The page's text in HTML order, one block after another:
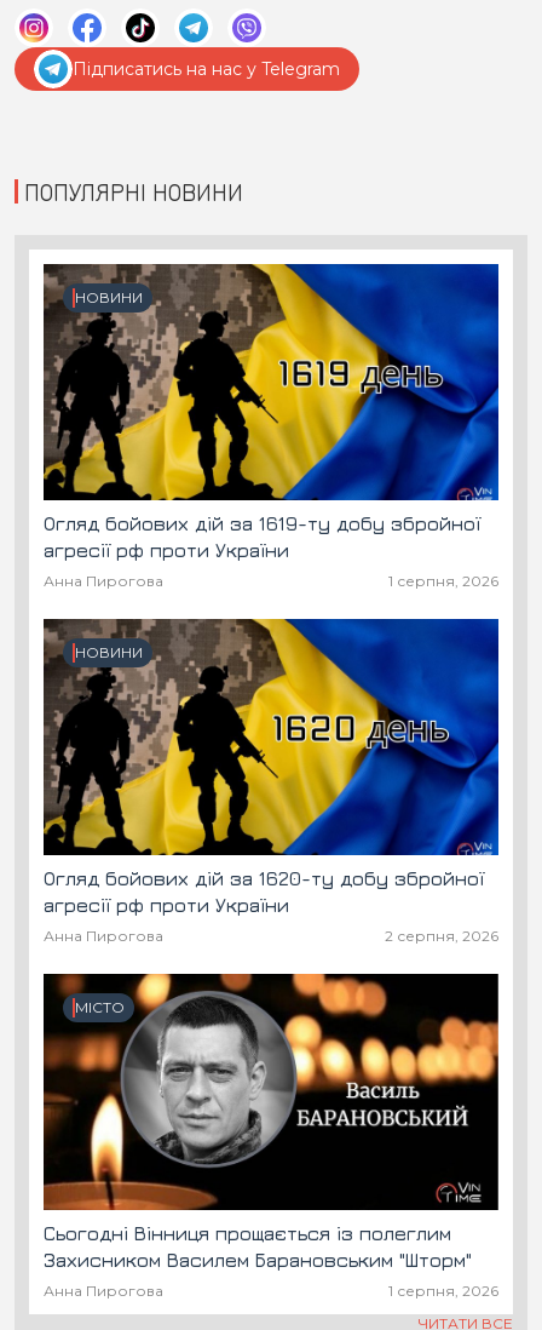
Підписатись на нас у Telegram
ПОПУЛЯРНІ НОВИНИ
НОВИНИ
Огляд бойових дій за 1619-ту добу збройної
агресії рф проти України
Анна Пирогова 1 серпня, 2026
НОВИНИ
Огляд бойових дій за 1620-ту добу збройної
агресії рф проти України
Анна Пирогова 2 серпня, 2026
МІСТО
Сьогодні Вінниця прощається із полеглим
Захисником Василем Барановським "Шторм"
Анна Пирогова
1 серпня, 2026
ЧИТАТИ ВСЕ